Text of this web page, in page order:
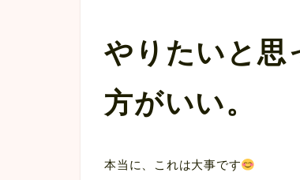
やりたいと思
方がいい。
本当に、これは大事です